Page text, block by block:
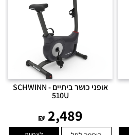
אופני כושר ביתיים - SCHWINN
510U
2,489
₪